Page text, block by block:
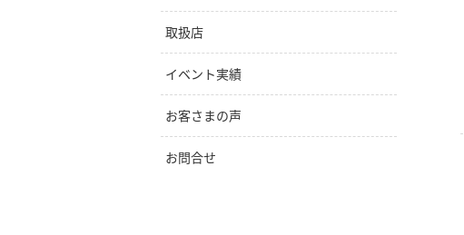
取扱店
イベント実績
お客さまの声
お問合せ